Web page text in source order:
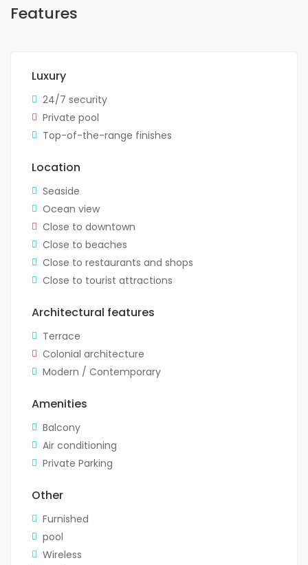
Features
Luxury
24/7 security
Private pool
Top-of-the-range finishes
Location
Seaside
Ocean view
Close to downtown
Close to beaches
Close to restaurants and shops
Close to tourist attractions
Architectural features
Terrace
Colonial architecture
Modern / Contemporary
Amenities
Balcony
Air conditioning
Private Parking
Other
Furnished
pool
Wireless